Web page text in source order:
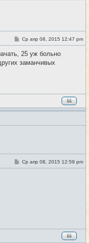
#26
С
о
о
б
щ
Ср апр 08, 2015 12:47 pm
25 уж больно
заманчивых
#27
С
о
Ср апр 08, 2015 12:59 pm